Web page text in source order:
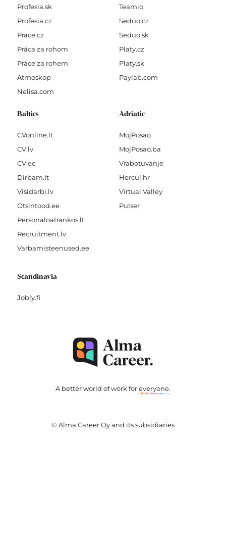
Profesia.sk
Profesia.cz
Prace.cz
Práca za rohom
Práce za rohem
Atmoskop
Nelisa.com
Teamio
Seduo.cz
Seduo.sk
Platy.cz
Platy.sk
Paylab.com
Baltics
CVonline.lt
CV.lv
CV.ee
Dirbam.It
Visidarbi.lv
Otsintood.ee
Personaloatrankos.lt
Recruitment.lv
Varbamisteenused.ee
Adriatic
MojPosao
MojPosao.ba
Vrabotuvanje
Hercul.hr
Virtual Valley
Pulser
Scandinavia
Jobly.fi
A better world of work foreveryone.
© Alma Career Oy and its subsidiaries